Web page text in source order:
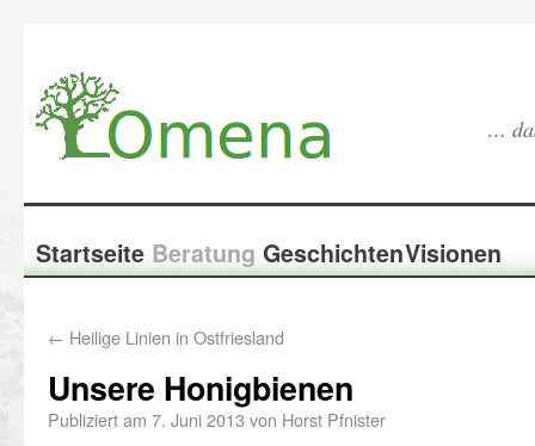
…
Startseite Beratung GeschichtenVisionen
← Heilige Linien in Ostfriesland
Unsere Honigbienen
Publiziert am 7. Juni 2013 von Horst Pfnister